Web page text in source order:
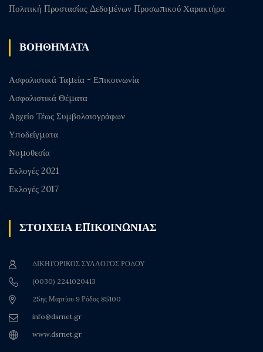
Πολιτική Προστασίας Δεδομένων Προσωπικού Χαρακτήρα
ΒΟΗΘΗΜΑΤΑ
Ασφαλιστικά Ταμεία - Επικοινωνία
Ασφαλιστικά Θέματα
Αρχείο Τέως Συμβολαιογράφων
Υποδείγματα
Νομοθεσία
Εκλογές 2021
Εκλογές 2017
ΣΤΟΙΧΕΙΑ ΕΠΙΚΟΙΝΩΝΙΑΣ
ΔΙΚΗΓΟΡΙΚΟΣ ΣΥΛΛΟΓΟΣ ΡΟΔΟΥ
(0030) 2241020413
25ης Μαρτίου 9 Ρόδος 85100
info@dsrnet.gr
www.dsrnet.gr